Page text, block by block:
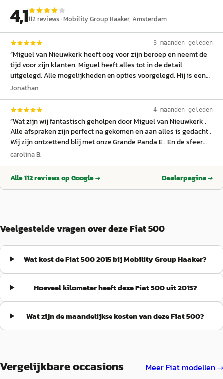
4,1112 reviews ·Mobility Group Haaker, Amsterdam
3 maanden geleden
“Miguel van Nieuwkerk heeft oog voor zijn beroep en neemt de
tijd voor zijn klanten. Miguel heeft alles tot in de detail
uitgelegd. Alle mogelijkheden en opties voorgelegd. Hij is een
Pro in zijn vak! Het was geweldig om het proces mee te maken
zeker een aanrader ! Dankjewel Miguel van Nieuwkerk”
Jonathan
4 maanden geleden
“Wat zijn wij fantastisch geholpen door Miguel van Nieuwkerk .
Alle afspraken zijn perfect na gekomen en aan alles is gedacht .
Wij zijn ontzettend blij met onze Grande Panda E . En de sfeer
onder het personeel voelde ook heel goed aan . Familie
carolina B.
Alle112reviews op Google → Dealerpagina →
Veelgestelde vragen over deze Fiat 500
Wat kost de Fiat 500 2015 bij Mobility Group Haaker?
Hoeveel kilometer heeft deze Fiat 500 uit 2015?
Wat zijn de maandelijkse kosten van deze Fiat 500?
Vergelijkbare occasions Meer Fiat modellen →